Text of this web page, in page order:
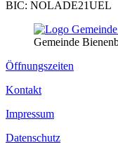
BIC: NOLADE21UEL
Gemeinde
Öffnungszeiten
Kontakt
Impressum
Datenschutz